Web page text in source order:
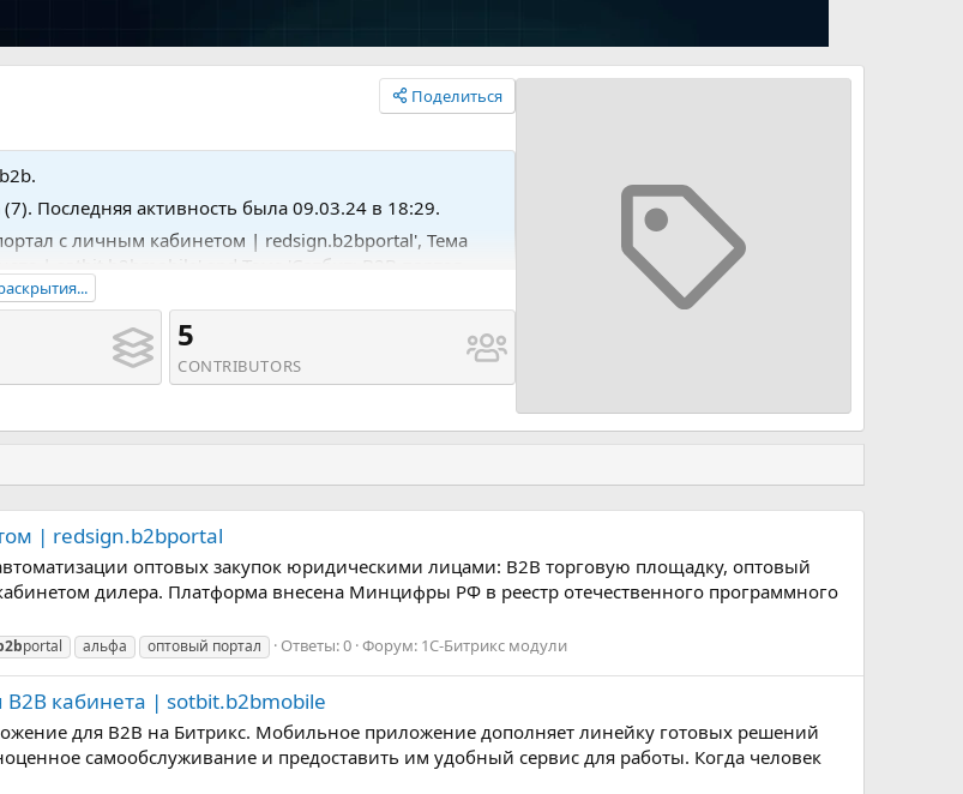
Поделиться
Последняя активность была 09.03.24 в 18:29.
с личным кабинетом | redsign.b2bportal', Тема
| sotbit.b2bmobile' and Тема 'Сотбит: B2B портал –
5
CONTRIBUTORS
| redsign.b2bportal
оптовых закупок юридическими лицами: В2В торговую площадку, оптовый
дилера. Платформа внесена Минцифры РФ в реестр отечественного программного
portal альфа оптовый портал Ответы: 0 Форум: 1С-Битрикс модули
кабинета | sotbit.b2bmobile
для B2B на Битрикс. Мобильное приложение дополняет линейку готовых решений
самообслуживание и предоставить им удобный сервис для работы. Когда человек